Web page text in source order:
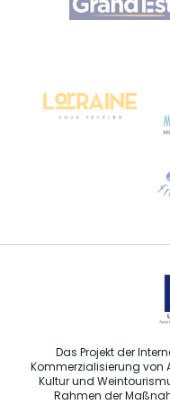
Bureau de Colmar
Das Projekt der
Kommerzialisierung von
Kultur und
Rahmen der